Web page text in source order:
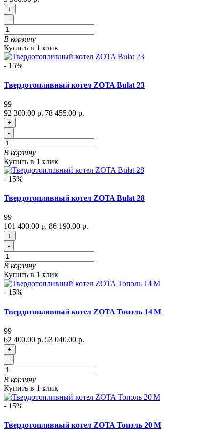
+
-
В корзину
Купить в 1 клик
- 15%
Твердотопливный котел ZOTA Bulat 23
99
92 300.00 р. 78 455.00 р.
+
-
В корзину
Купить в 1 клик
- 15%
Твердотопливный котел ZOTA Bulat 28
99
101 400.00 р. 86 190.00 р.
+
-
В корзину
Купить в 1 клик
- 15%
Твердотопливный котел ZOTA Тополь 14 М
99
62 400.00 р. 53 040.00 р.
+
-
В корзину
Купить в 1 клик
- 15%
Твердотопливный котел ZOTA Тополь 20 М